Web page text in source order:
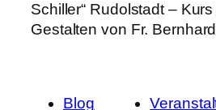
Schiller“ Rudolstadt –
Gestalten von Fr.
Blog